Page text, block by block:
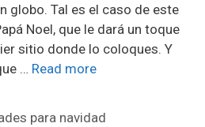
globo. Tal es el caso de este
Noel, que le dará un toque
sitio donde lo coloques. Y
… Read more
para navidad